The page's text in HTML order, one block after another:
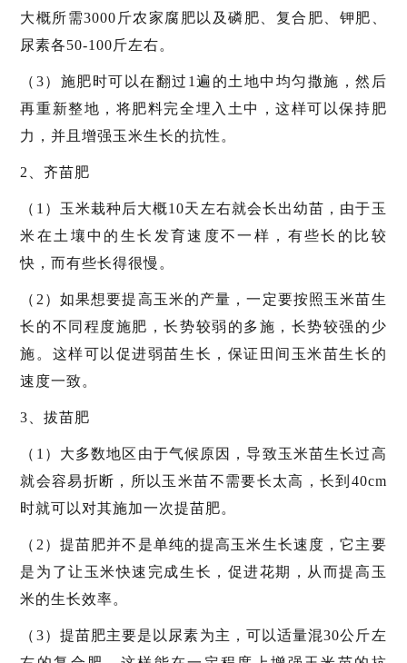
大概所需3000斤农家腐肥以及磷肥、复合肥、钾肥、
尿素各50-100斤左右。
（3）施肥时可以在翻过1遍的土地中均匀撒施，然后
再重新整地，将肥料完全埋入土中，这样可以保持肥
力，并且增强玉米生长的抗性。
2、齐苗肥
（1）玉米栽种后大概10天左右就会长出幼苗，由于玉
米在土壤中的生长发育速度不一样，有些长的比较
快，而有些长得很慢。
（2）如果想要提高玉米的产量，一定要按照玉米苗生
长的不同程度施肥，长势较弱的多施，长势较强的少
施。这样可以促进弱苗生长，保证田间玉米苗生长的
速度一致。
3、拔苗肥
（1）大多数地区由于气候原因，导致玉米苗生长过高
就会容易折断，所以玉米苗不需要长太高，长到40cm
时就可以对其施加一次提苗肥。
（2）提苗肥并不是单纯的提高玉米生长速度，它主要
是为了让玉米快速完成生长，促进花期，从而提高玉
米的生长效率。
（3）提苗肥主要是以尿素为主，可以适量混30公斤左